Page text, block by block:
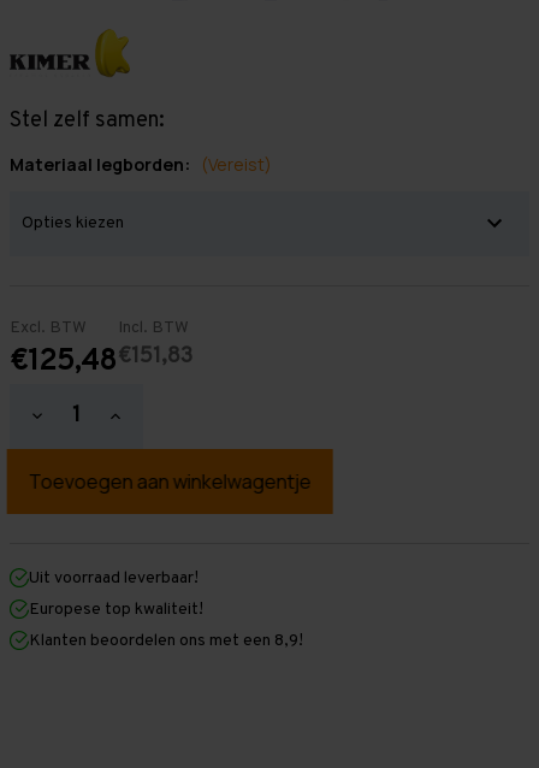
Stel zelf samen:
Materiaal legborden: (Vereist)
Excl. BTW
€125,48
Incl. BTW
€151,83
Hoeveelheid
verlagen
Grootvakstelling
mm
mm
x
400
mm
Hoeveelheid
verhogen
Grootvakstelling
mm
mm
400
mm
Uit voorraad leverbaar!
Europese top kwaliteit!
Klanten beoordelen ons met een 8,9!